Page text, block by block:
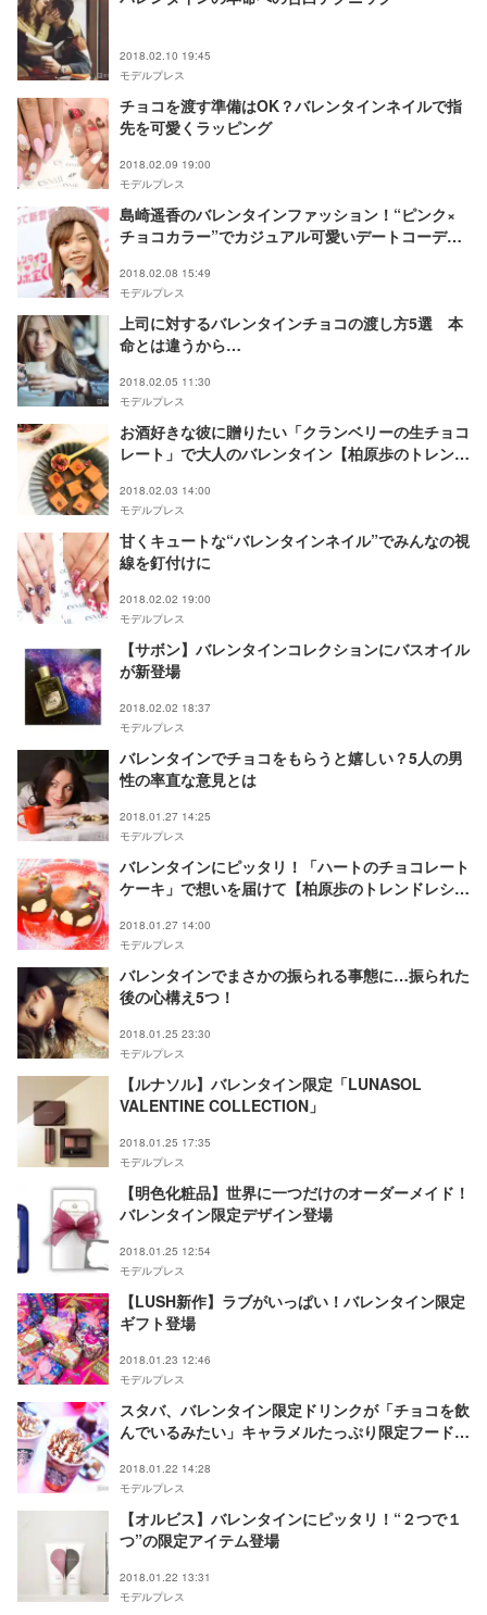
2018.02.10 19:45
モデルプレス
チョコを渡す準備はOK？バレンタインネイルで指
先を可愛くラッピング
2018.02.09 19:00
モデルプレス
島崎遥香のバレンタインファッション！“ピンク×
チョコカラー”でカジュアル可愛いデートコーデを
2018.02.08 15:49
モデルプレス
上司に対するバレンタインチョコの渡し方5選 本
命とは違うから…
2018.02.05 11:30
モデルプレス
お酒好きな彼に贈りたい「クランベリーの生チョコ
レート」で大人のバレンタイン【柏原歩のトレンド
2018.02.03 14:00
モデルプレス
甘くキュートな“バレンタインネイル”でみんなの視
線を釘付けに
2018.02.02 19:00
モデルプレス
【サボン】バレンタインコレクションにバスオイル
が新登場
2018.02.02 18:37
モデルプレス
バレンタインでチョコをもらうと嬉しい？5人の男
性の率直な意見とは
2018.01.27 14:25
モデルプレス
バレンタインにピッタリ！「ハートのチョコレート
ケーキ」で想いを届けて【柏原歩のトレンドレシ
2018.01.27 14:00
モデルプレス
バレンタインでまさかの振られる事態に…振られた
後の心構え5つ！
2018.01.25 23:30
モデルプレス
【ルナソル】バレンタイン限定「LUNASOL
VALENTINE COLLECTION」
2018.01.25 17:35
モデルプレス
【明色化粧品】世界に一つだけのオーダーメイド！
バレンタイン限定デザイン登場
2018.01.25 12:54
モデルプレス
【LUSH新作】ラブがいっぱい！バレンタイン限定
ギフト登場
2018.01.23 12:46
モデルプレス
スタバ、バレンタイン限定ドリンクが「チョコを飲
んでいるみたい」キャラメルたっぷり限定フードも
2018.01.22 14:28
モデルプレス
【オルビス】バレンタインにピッタリ！“２つで１
つ”の限定アイテム登場
2018.01.22 13:31
モデルプレス